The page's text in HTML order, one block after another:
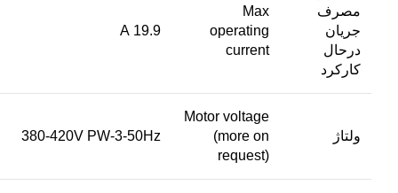
مصرف
جریان
درحال
کارکرد
Max
operating
current
19.9 A
ولتاژ
Motor voltage
(more on
request)
380-420V PW-3-50Hz